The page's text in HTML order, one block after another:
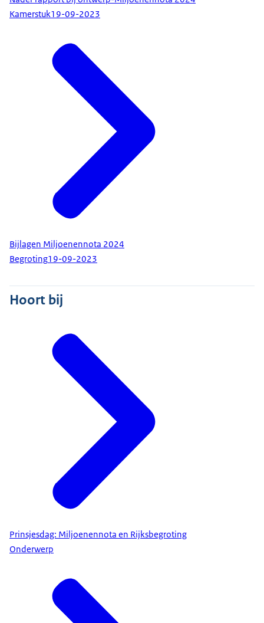
Kamerstuk19-09-2023
Bijlagen Miljoenennota 2024
Begroting19-09-2023
Hoort bij
Prinsjesdag: Miljoenennota en Rijksbegroting
Onderwerp